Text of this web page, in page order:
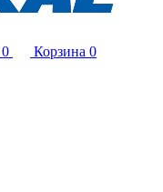
0 Корзина 0